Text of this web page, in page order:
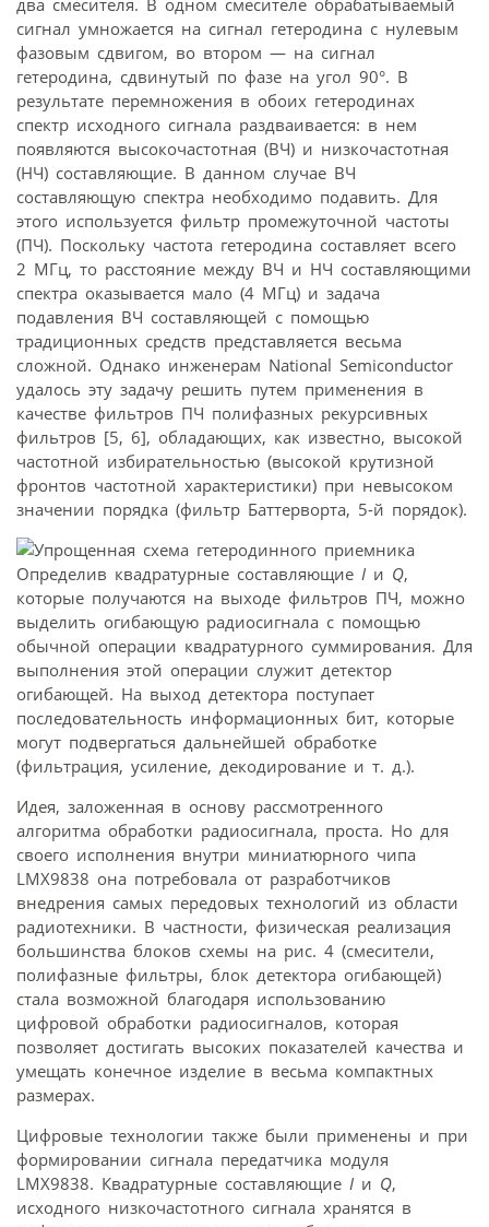
два смесителя. В одном смесителе обрабатываемый
сигнал умножается на сигнал гетеродина с нулевым
фазовым сдвигом, во втором — на сигнал
гетеродина, сдвинутый по фазе на угол 90°. В
результате перемножения в обоих гетеродинах
спектр исходного сигнала раздваивается: в нем
появляются высокочастотная (ВЧ) и низкочастотная
(НЧ) составляющие. В данном случае ВЧ
составляющую спектра необходимо подавить. Для
этого используется фильтр промежуточной частоты
(ПЧ). Поскольку частота гетеродина составляет всего
2 МГц, то расстояние между ВЧ и НЧ составляющими
спектра оказывается мало (4 МГц) и задача
подавления ВЧ составляющей с помощью
традиционных средств представляется весьма
сложной. Однако инженерам National Semiconductor
удалось эту задачу решить путем применения в
качестве фильтров ПЧ полифазных рекурсивных
фильтров [5, 6], обладающих, как известно, высокой
частотной избирательностью (высокой крутизной
фронтов частотной характеристики) при невысоком
значении порядка (фильтр Баттерворта, 5-й порядок).
Определив квадратурные составляющие I и Q,
которые получаются на выходе фильтров ПЧ, можно
выделить огибающую радиосигнала с помощью
обычной операции квадратурного суммирования. Для
выполнения этой операции служит детектор
огибающей. На выход детектора поступает
последовательность информационных бит, которые
могут подвергаться дальнейшей обработке
(фильтрация, усиление, декодирование и т. д.).
Идея, заложенная в основу рассмотренного
алгоритма обработки радиосигнала, проста. Но для
своего исполнения внутри миниатюрного чипа
LMX9838 она потребовала от разработчиков
внедрения самых передовых технологий из области
радиотехники. В частности, физическая реализация
большинства блоков схемы на рис. 4 (смесители,
полифазные фильтры, блок детектора огибающей)
стала возможной благодаря использованию
цифровой обработки радиосигналов, которая
позволяет достигать высоких показателей качества и
умещать конечное изделие в весьма компактных
размерах.
Цифровые технологии также были применены и при
формировании сигнала передатчика модуля
LMX9838. Квадратурные составляющие I и Q,
исходного низкочастотного сигнала хранятся в